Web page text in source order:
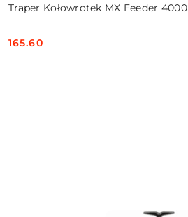
Traper Kołowrotek MX Feeder 4000
Cena:
165.60